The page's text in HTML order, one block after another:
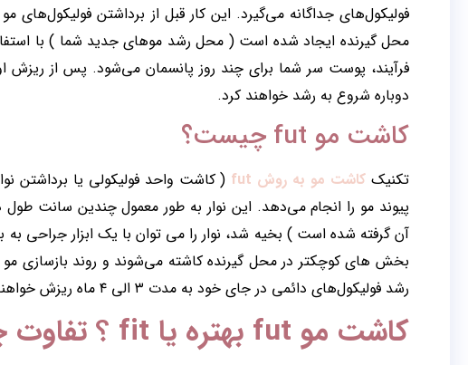
فولیکول‌های جداگانه می‌گیرد. این کار قبل از برداشتن
محل گیرنده ایجاد شده است ( محل رشد موهای جدید شما ) با
دوباره شروع به رشد خواهند کرد.
کاشت مو fut چیست؟
تکنیک کاشت مو به روش fut
( کاشت واحد فولیکولی یا برداشتن
پیوند مو را انجام می‌دهد. این نوار به طور معمول چندین سانت طول
آن گرفته شده است ) بخیه شد، نوار را می توان با یک ابزار جراحی
بخش های کوچکتر در محل گیرنده کاشته می‌شوند و روند بازسازی
رشد فولیکول‌های دائمی در جای خود به مدت ۳ الی ۴ ماه ریزش خواهند داشت.
کاشت مو fut بهتره یا fit ؟ تفاوت چیست؟